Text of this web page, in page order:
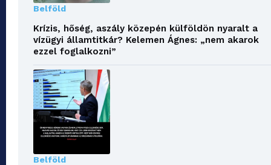
Belföld
Krízis, hőség, aszály közepén külföldön nyaralt a
vízügyi államtitkár? Kelemen Ágnes: „nem akarok
ezzel foglalkozni”
Belföld